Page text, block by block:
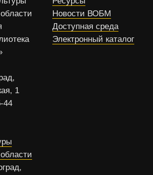
1
44
Новости ВОБМ
Доступная среда
Электронный каталог